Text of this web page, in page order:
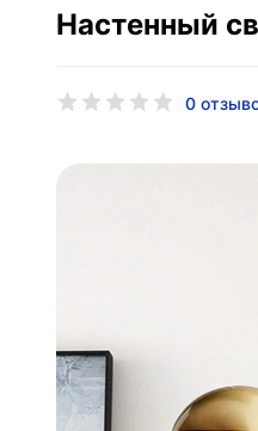
Настенный
0